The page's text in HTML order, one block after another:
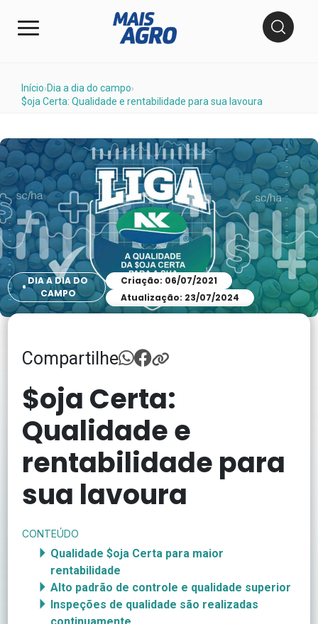
Início› Dia a dia do campo›
$oja Certa: Qualidade e rentabilidade para sua lavoura
DIA A DIA DO
CAMPO
Criação: 06/07/2021
Atualização: 23/07/2024
Compartilhe
$oja Certa:
Qualidade e
rentabilidade para
sua lavoura
CONTEÚDO
Qualidade $oja Certa para maior
rentabilidade
Alto padrão de controle e qualidade superior
Inspeções de qualidade são realizadas